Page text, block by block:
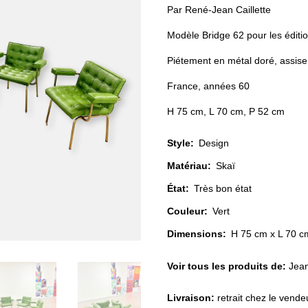
Par René-Jean Caillette
Modèle Bridge 62 pour les
Piétement en métal doré,
France, années 60
H 75 cm, L 70 cm, P 52 cm
Style: Design
Matériau: Skaï
État: Très bon état
Couleur: Vert
Dimensions: H 75 cm x L 70
Voir tous les produits de:
Livraison: retrait chez le